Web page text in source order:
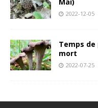
2022-12-05
Temps
mort
2022-07-25